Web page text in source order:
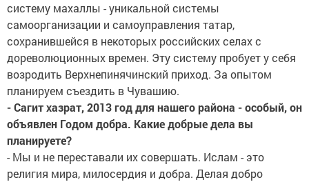
систему махаллы - уникальной системы
самоорганизации и самоуправления татар,
сохранившейся в некоторых российских селах с
дореволюционных времен. Эту систему пробует у себя
возродить Верхнепинячинский приход. За опытом
планируем съездить в Чувашию.
- Сагит хазрат, 2013 год для нашего района - особый, он
объявлен Годом добра. Какие добрые дела вы
планируете?
- Мы и не переставали их совершать. Ислам - это
религия мира, милосердия и добра. Делая добро